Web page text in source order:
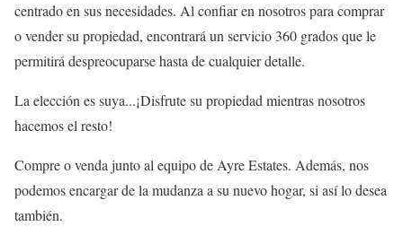
centrado en sus necesidades. Al confiar en nosotros para comprar
o vender su propiedad, encontrará un servicio 360 grados que le
permitirá despreocuparse hasta de cualquier detalle.
La elección es suya...¡Disfrute su propiedad mientras nosotros
hacemos el resto!
Compre o venda junto al equipo de Ayre Estates. Además, nos
podemos encargar de la mudanza a su nuevo hogar, si así lo desea
también.